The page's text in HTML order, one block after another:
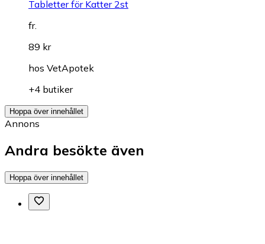
Tabletter för Katter 2st
fr.
89 kr
hos VetApotek
+4 butiker
Hoppa över innehållet
Annons
Andra besökte även
Hoppa över innehållet